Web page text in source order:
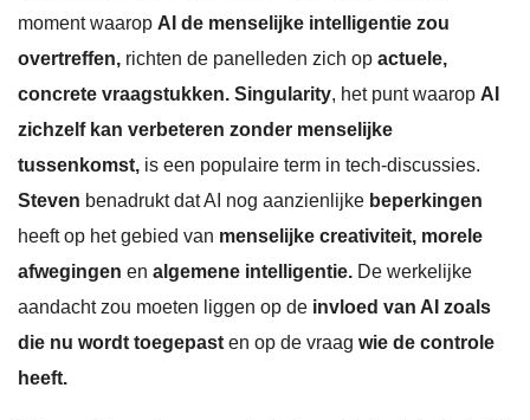
moment waarop AI de menselijke intelligentie zou
overtreffen, richten de panelleden zich op actuele,
concrete vraagstukken. Singularity, het punt waarop AI
zichzelf kan verbeteren zonder menselijke
tussenkomst, is een populaire term in tech-discussies.
Steven benadrukt dat AI nog aanzienlijke beperkingen
heeft op het gebied van menselijke creativiteit, morele
afwegingen en algemene intelligentie. De werkelijke
aandacht zou moeten liggen op de invloed van AI zoals
die nu wordt toegepast en op de vraag wie de controle
heeft.